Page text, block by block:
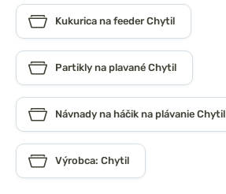
Kukurica na feeder Chytil
Partikly na plavané Chytil
Návnady na háčik na plávanie Chytil
Výrobca: Chytil